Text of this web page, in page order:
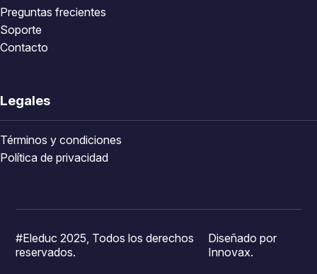
Preguntas frecientes
Soporte
Contacto
Legales
Términos y condiciones
Política de privacidad
#Eleduc 2025, Todos los derechos
reservados.
Diseñado por
Innovax.